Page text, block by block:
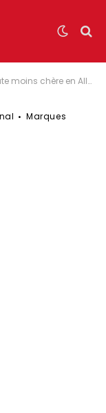
chère en Allemagne !
Marques